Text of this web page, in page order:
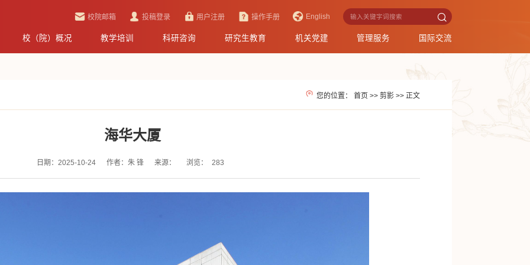
校院邮箱 投稿登录 用户注册 操作手册 English
校（院）概况 教学培训 科研咨询 研究生教育 机关党建 管理服务 国际交流
您的位置： 首页 >> 剪影 >> 正文
海华大厦
日期：2025-10-24 作者：朱 锋 来源： 浏览： 283